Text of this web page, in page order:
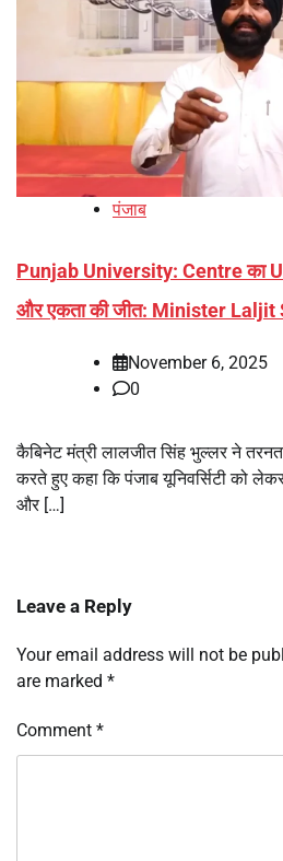
पंजाब
Punjab University: Centre का
और एकता की जीत: Minister Laljit
November 6, 2025
0
कैबिनेट मंत्री लालजीत सिंह भुल्लर ने
करते हुए कहा कि पंजाब यूनिवर्सिटी को
और […]
Leave a Reply
Your email address will not be
are marked *
Comment *